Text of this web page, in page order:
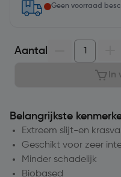
Geen voorraad
Aantal
In
Belangrijkste
Extreem slijt-en
Geschikt voor zeer
Minder schadelijk
Biobased